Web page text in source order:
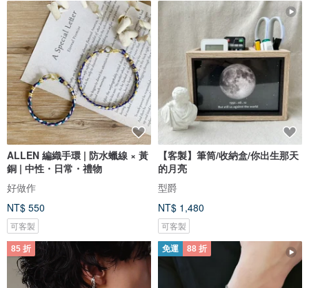
ALLEN 編織手環 | 防水蠟線 × 黃
銅 | 中性・日常・禮物
好做作
NT$ 550
可客製
【客製】筆筒/收納盒/你出生那天
的月亮
型爵
NT$ 1,480
可客製
85 折 免運 88 折